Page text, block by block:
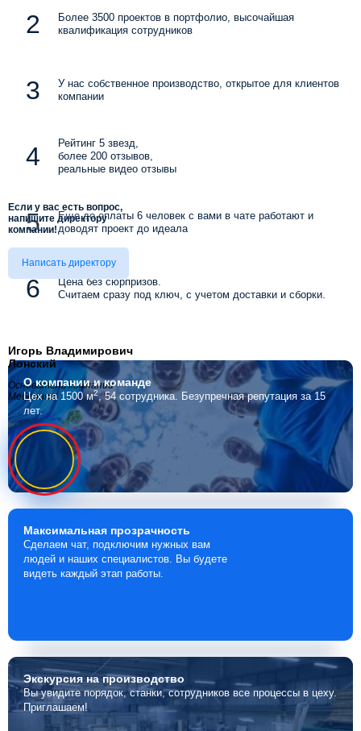
Более 3500 проектов в портфолио, высочайшая
квалификация сотрудников
У нас собственное производство, открытое для клиентов
компании
Рейтинг 5 звезд,
более 200 отзывов,
реальные видео отзывы
Еще до оплаты 6 человек с вами в чате работают и
доводят проект до идеала
Цена без сюрпризов.
Считаем сразу под ключ, с учетом доставки и сборки.
Если у вас есть вопрос,
напишите директору
компании!
Написать директору
Игорь Владимирович
Лонский
Основатель компании
Мебелино
О компаниии команде
Цех на 1500 м2, 54 сотрудника. Безупречная репутация за 15
лет.
Максимальная прозрачность
Сделаем чат, подключим нужных вам
людей и наших специалистов. Вы будете
видеть каждый этап работы.
Экскурсияна производство
Вы увидите порядок, станки, сотрудников все процессы в цеху.
Приглашаем!